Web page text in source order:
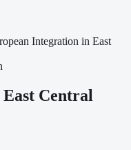
Integration in East
Central